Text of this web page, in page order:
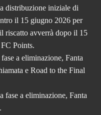
distribuzione iniziale di
il 15 giugno 2026 per
riscatto avverrà dopo il 15
Points.
a eliminazione, Fanta
e Road to the Final
fase a eliminazione, Fanta